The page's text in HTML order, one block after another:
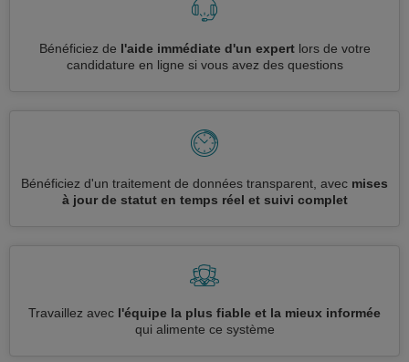
Bénéficiez de l'aide immédiate d'un expertlors de votre
candidature en ligne si vous avez des questions
Bénéficiez d'un traitement de données transparent, avec mises
à jour de statut en temps réel et suivi complet
Travaillez avec l'équipe la plus fiable et la mieux informée
qui alimente ce système